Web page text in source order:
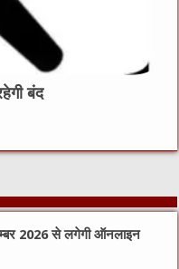
बंद
2026 से लगेगी ऑनलाइन